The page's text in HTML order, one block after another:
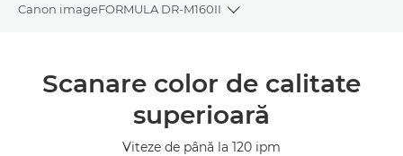
Canon imageFORMULA DR-M160II
Toggle breadcrumbs
Scanare color de calitate
superioară
Viteze de până la 120 ipm